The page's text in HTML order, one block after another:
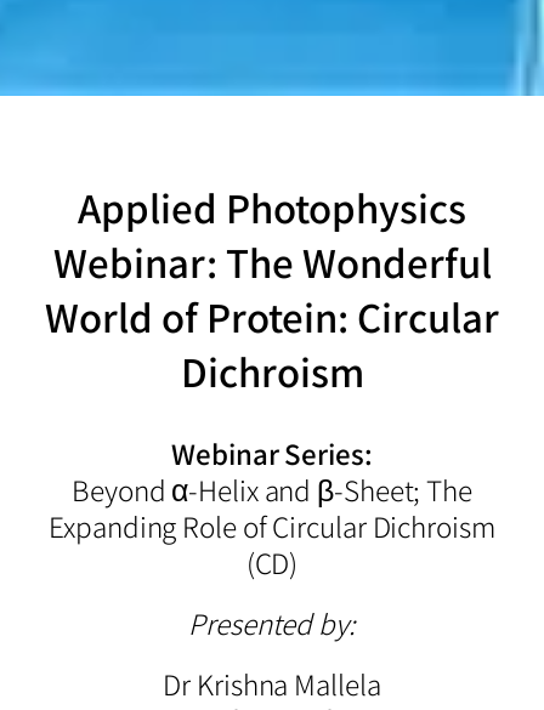
Applied Photophysics
Webinar: The Wonderful
World of Protein: Circular
Dichroism
Webinar Series:
Beyond α-Helix and β-Sheet; The
Expanding Role of Circular Dichroism
(CD)
Presented by:
Dr Krishna Mallela